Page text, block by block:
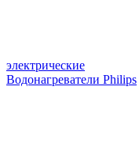
электрические
Водонагреватели Philips